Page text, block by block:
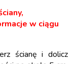
w ciągu
ścianę i dolicz